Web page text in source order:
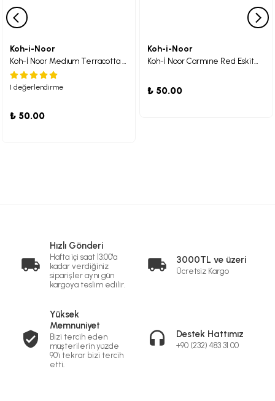
Koh-i-Noor
Koh-İ Noor Medıum Terracotta Eskitme Kalemi
1 değerlendirme
₺ 50.00
Koh-i-Noor
Koh-İ Noor Carmıne Red Eskitme Kalemi
₺ 50.00
Hızlı Gönderi
Hafta içi saat 13:00'a
kadar verdiğiniz
siparişler aynı gün
kargoya teslim edilir.
3000TL ve üzeri
Ücretsiz Kargo
Yüksek
Memnuniyet
Bizi tercih eden
müşterilerin yüzde
90'ı tekrar bizi tercih
etti.
Destek Hattımız
+90 (232) 483 31 00